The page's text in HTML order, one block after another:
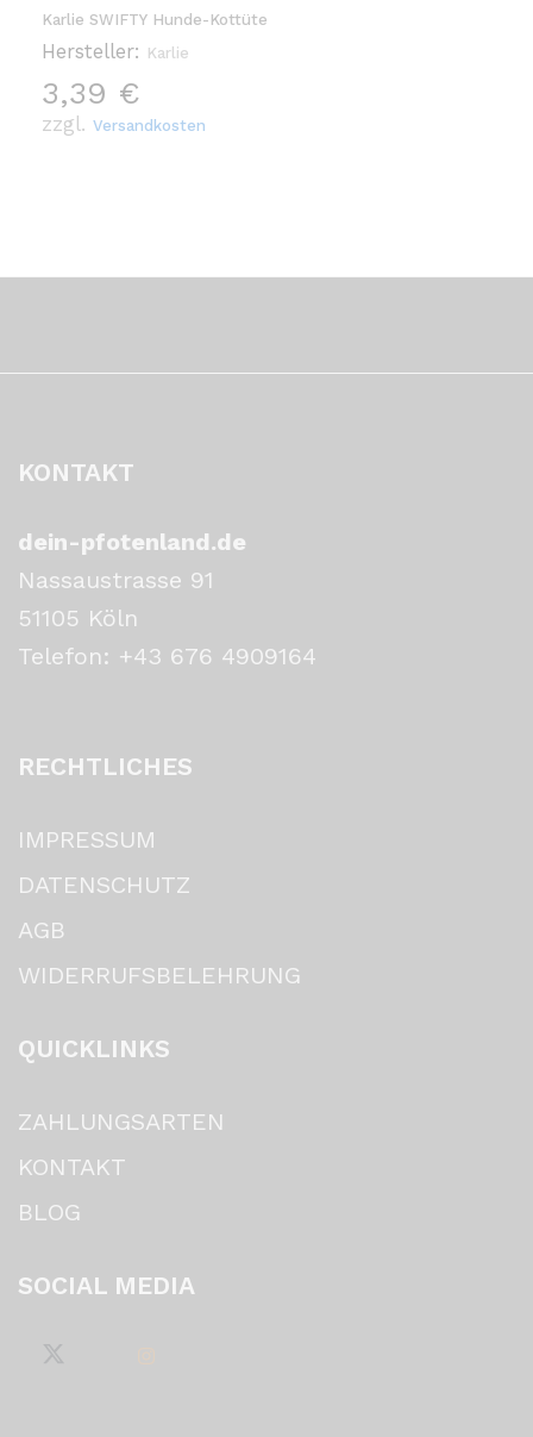
Karlie SWIFTY Hunde-Kottüte
Hersteller: Karlie
3,39 €
zzgl. Versandkosten
KONTAKT
dein-pfotenland.de
Nassaustrasse 91
51105 Köln
Telefon: +43 676 4909164‬
RECHTLICHES
IMPRESSUM
DATENSCHUTZ
AGB
WIDERRUFSBELEHRUNG
QUICKLINKS
ZAHLUNGSARTEN
KONTAKT
BLOG
SOCIAL MEDIA